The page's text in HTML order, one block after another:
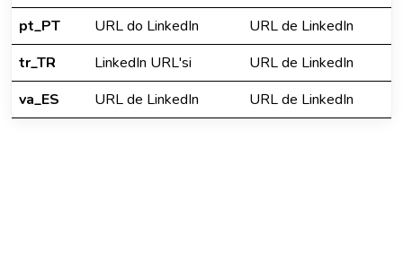
pt_PT
URL do LinkedIn
URL de LinkedIn
tr_TR
LinkedIn URL'si
URL de LinkedIn
va_ES
URL de LinkedIn URL de LinkedIn